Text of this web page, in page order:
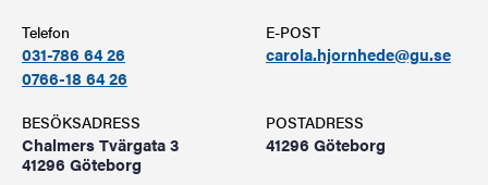
Telefon
031-786 64 26
0766-18 64 26
E-POST
carola.hjornhede@gu.se
BESÖKSADRESS
Chalmers Tvärgata 3
41296 Göteborg
POSTADRESS
41296 Göteborg